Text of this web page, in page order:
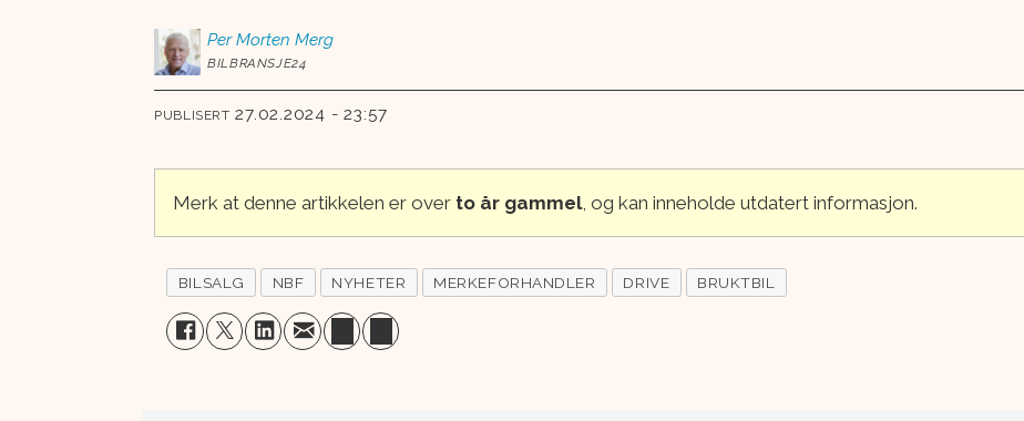
Per Morten Merg
BILBRANSJE24
PUBLISERT 27.02.2024 - 23:57
Merk at denne artikkelen er over to år gammel, og kan inneholde utdatert informasjon.
BILSALG NBF NYHETER MERKEFORHANDLER DRIVE BRUKTBIL